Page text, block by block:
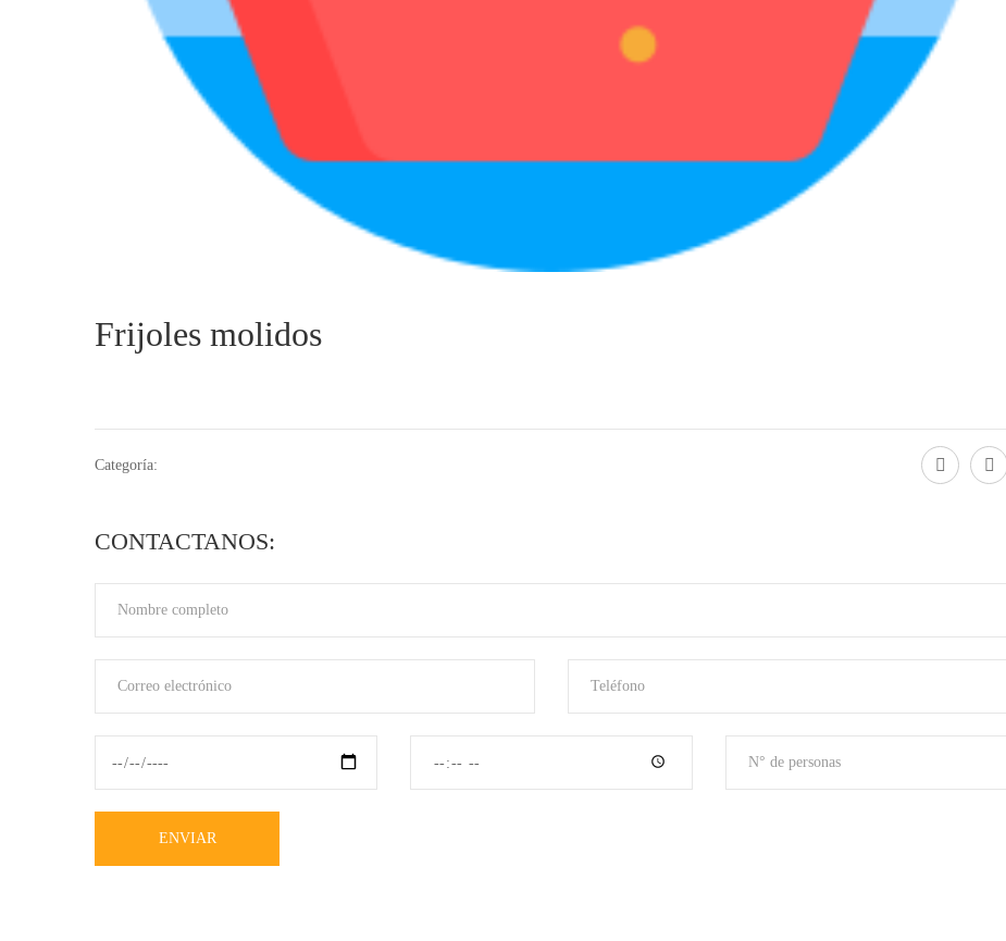
Frijoles molidos
Categoría:
CONTACTANOS:
ENVIAR